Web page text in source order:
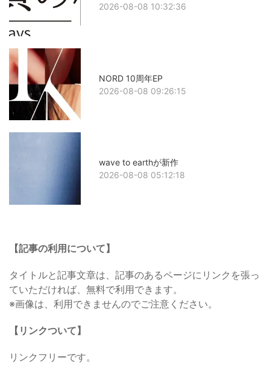
2026-08-08 10:32:36
NORD 10周年EP
2026-08-08 09:26:15
wave to earthが新作
2026-08-08 05:12:18
【記事の利用について】
タイトルと記事文章は、記事のあるページにリンクを張っ
ていただければ、無料で利用できます。
※画像は、利用できませんのでご注意ください。
【リンクついて】
リンクフリーです。